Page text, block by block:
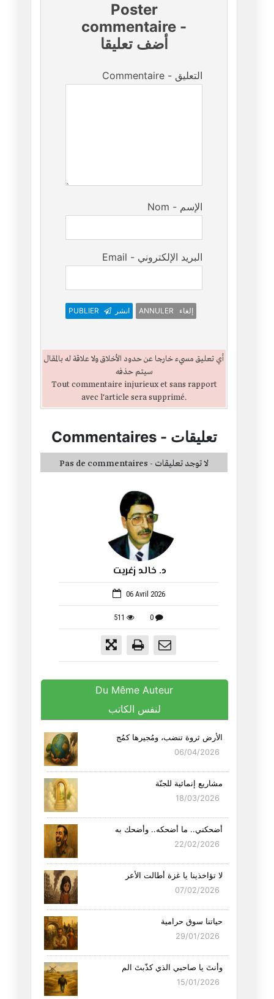
د. خالد زغريت
06 Avril 2026
511 0
Du Même Auteur
لنفس الكاتب
الأرض ثروة تنضب، ومُجيرها كمُج
06/04/2026
مشاريع إنمائية للجنّة
18/03/2026
أضحكني.. ما أضحكه.. وأضحك به
22/02/2026
لا تؤاخذينا يا غزة أطالت الأعر
07/02/2026
حياتنا سوق حرامية
29/01/2026
وأنتَ يا صاحبي الذي كذّبتَ الم
15/01/2026
Poster
commentaire -
أضف تعليقا
Commentaire - التعليق
Nom - الإسم
Email - البريد الإلكتروني
PUBLIER انشر ANNULER إلغاء
أي تعليق مسيء خارجا عن حدود الأخلاق ولا علاقة له بالمقال
سيتم حذفه
Tout commentaire injurieux et sans rapport
avec l'article sera supprimé.
Commentaires- تعليقات
Pas de commentaires - لا توجد تعليقات